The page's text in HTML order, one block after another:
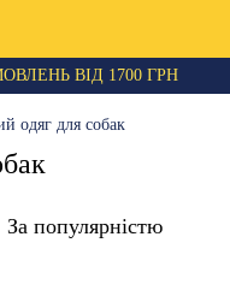
ВІД 1700 ГРН
одяг для собак
За популярністю